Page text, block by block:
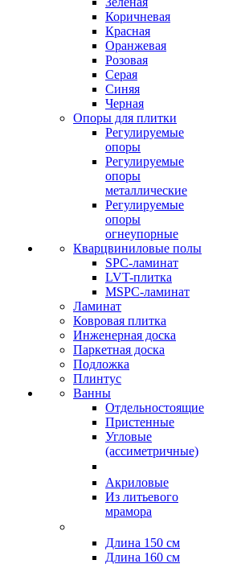
Коричневая
Красная
Оранжевая
Розовая
Серая
Синяя
Черная
Опоры для плитки
Регулируемые
опоры
Регулируемые
опоры
металлические
Регулируемые
опоры
огнеупорные
Кварцвиниловые полы
SPC-ламинат
LVT-плитка
MSPC-ламинат
Ламинат
Ковровая плитка
Инженерная доска
Паркетная доска
Подложка
Плинтус
Ванны
Отдельностоящие
Пристенные
Угловые
(ассиметричные)
Акриловые
Из литьевого
мрамора
Длина 150 см
Длина 160 см